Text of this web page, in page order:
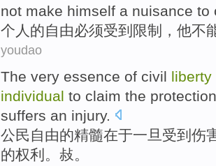
not make himself a nuisance to
个人 的自由必须受到 限制， 他不
youdao
The very essence of civil liberty
individual to claim the protection
suffers an injury.
公民 自由的精髓在于一旦 受到伤
的权利 。敊。